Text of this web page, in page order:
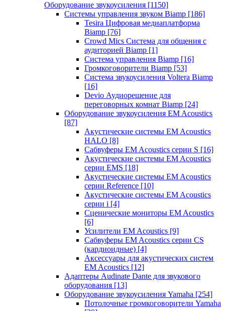
Оборудование звукоусиления [1150]
Системы управления звуком Biamp [186]
Tesira Цифровая медиаплатформа
Biamp [76]
Crowd Mics Система для общения с
аудиторией Biamp [1]
Система управления Biamp [16]
Громкоговорители Biamp [53]
Система звукоусиления Voltera Biamp
[16]
Devio Аудиорешение для
переговорных комнат Biamp [24]
Оборудование звукоусиления EM Acoustics
[87]
Акустические системы EM Acoustics
HALO [8]
Сабвуферы EM Acoustics серии S [16]
Акустические системы EM Acoustics
серии EMS [18]
Акустические системы EM Acoustics
серии Reference [10]
Акустические системы EM Acoustics
серии i [4]
Сценические мониторы EM Acoustics
[6]
Усилители EM Acoustics [9]
Сабвуферы EM Acoustics серии CS
(кардиоидные) [4]
Аксессуары для акустических систем
EM Acoustics [12]
Адаптеры Audinate Dante для звукового
оборудования [13]
Оборудование звукоусиления Yamaha [254]
Потолочные громкоговорители Yamaha